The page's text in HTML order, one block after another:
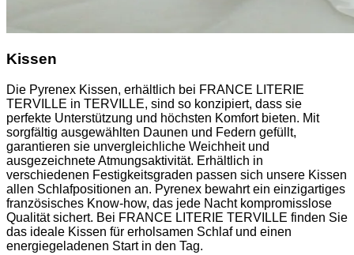
Kissen
Die Pyrenex Kissen, erhältlich bei FRANCE LITERIE
TERVILLE in TERVILLE, sind so konzipiert, dass sie
perfekte Unterstützung und höchsten Komfort bieten. Mit
sorgfältig ausgewählten Daunen und Federn gefüllt,
garantieren sie unvergleichliche Weichheit und
ausgezeichnete Atmungsaktivität. Erhältlich in
verschiedenen Festigkeitsgraden passen sich unsere Kissen
allen Schlafpositionen an. Pyrenex bewahrt ein einzigartiges
französisches Know-how, das jede Nacht kompromisslose
Qualität sichert. Bei FRANCE LITERIE TERVILLE finden Sie
das ideale Kissen für erholsamen Schlaf und einen
energiegeladenen Start in den Tag.